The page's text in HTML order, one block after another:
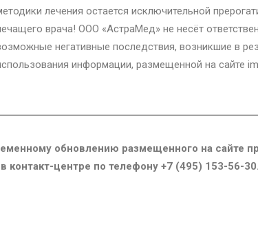
лечения остается исключительной
врача! ООО «АстраМед» не несёт
негативные последствия, возникшие в
информации, размещенной на сайте
обновлению размещенного на сайте
контакт-центре по телефону +7 (495) 153-